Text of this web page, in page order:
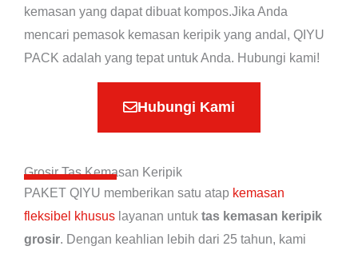
kemasan yang dapat dibuat kompos.Jika Anda
mencari pemasok kemasan keripik yang andal, QIYU
PACK adalah yang tepat untuk Anda. Hubungi kami!
Hubungi Kami
Grosir Tas Kemasan Keripik
PAKET QIYU memberikan satu atap kemasan
fleksibel khusus layanan untuk tas kemasan keripik
grosir. Dengan keahlian lebih dari 25 tahun, kami